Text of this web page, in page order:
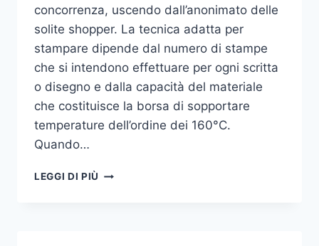
concorrenza, uscendo dall’anonimato delle
solite shopper. La tecnica adatta per
stampare dipende dal numero di stampe
che si intendono effettuare per ogni scritta
o disegno e dalla capacità del materiale
che costituisce la borsa di sopportare
temperature dell’ordine dei 160°C.
Quando…
LEGGI DI PIÙ COME